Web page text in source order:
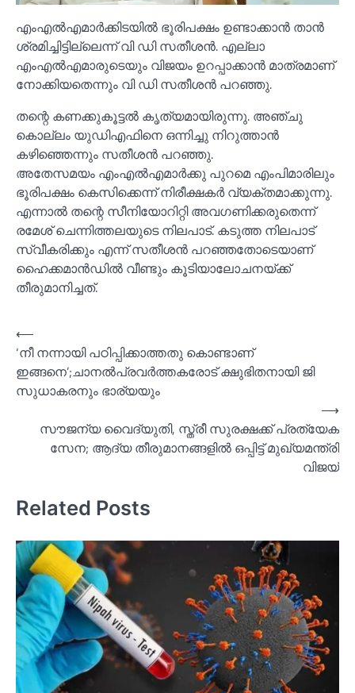
എംഎല്‍എമാര്‍ക്കിടയില്‍ ഭൂരിപക്ഷം ഉണ്ടാക്കാന്‍ താന്‍
ശ്രമിച്ചിട്ടില്ലെന്ന് വി ഡി സതീശന്‍. എല്ലാ
എംഎല്‍എമാരുടെയും വിജയം ഉറപ്പാക്കാന്‍ മാത്രമാണ്
നോക്കിയതെന്നും വി ഡി സതീശന്‍ പറഞ്ഞു.
തന്റെ കണക്കുകൂട്ടല്‍ കൃത്യമായിരുന്നു. അഞ്ചു
കൊല്ലം യുഡിഎഫിനെ ഒന്നിച്ചു നിറുത്താന്‍
കഴിഞ്ഞെന്നും സതീശന്‍ പറഞ്ഞു.
അതേസമയം എംഎല്‍എമാര്‍ക്കു പുറമെ എംപിമാരിലും
ഭൂരിപക്ഷം കെസിക്കെന്ന് നിരീക്ഷകര്‍ വ്യക്തമാക്കുന്നു.
എന്നാല്‍ തന്റെ സീനിയോറിറ്റി അവഗണിക്കരുതെന്ന്
രമേശ് ചെന്നിത്തലയുടെ നിലപാട്. കടുത്ത നിലപാട്
സ്വീകരിക്കും എന്ന് സതീശന്‍ പറഞ്ഞതോടെയാണ്
ഹൈക്കമാന്‍ഡില്‍ വീണ്ടും കൂടിയാലോചനയ്ക്ക്
തീരുമാനിച്ചത്.
Post
navigation
⟵
‘നീ നന്നായി പഠിപ്പിക്കാത്തതു കൊണ്ടാണ്
ഇങ്ങനെ’;ചാനല്‍പ്രവര്‍ത്തകരോട് ക്ഷുഭിതനായി ജി
സുധാകരനും ഭാര്യയും
സൗജന്യ വൈദ്യുതി, സ്ത്രീ സുരക്ഷക്ക് പ്രത്യേക
സേന; ആദ്യ തീരുമാനങ്ങളില്‍ ഒപ്പിട്ട് മുഖ്യമന്ത്രി
വിജയ്
⟶
Related Posts